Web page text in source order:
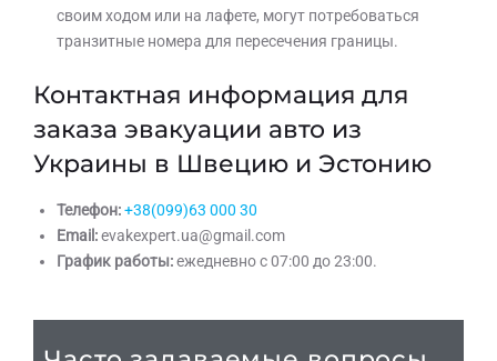
своим ходом или на лафете, могут потребоваться
транзитные номера для пересечения границы.
Контактная информация для
заказа эвакуации авто из
Украины в Швецию и Эстонию
Телефон:+38(099)63 000 30
Email:evakexpert.ua@gmail.com
График работы:ежедневно с 07:00 до 23:00.